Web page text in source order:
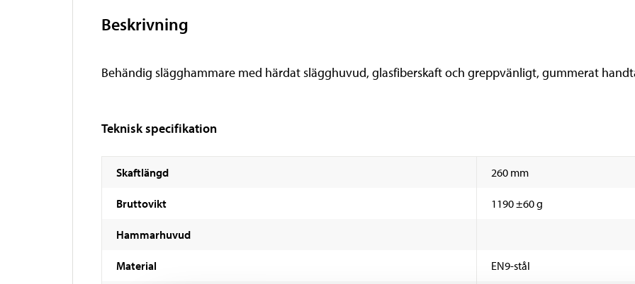
Beskrivning
Behändig slägghammare med härdat slägghuvud, glasfiberskaft och greppvänligt, gummerat
Teknisk specifikation
Skaftlängd 260 mm
Bruttovikt 1190 ±60 g
Hammarhuvud
Material EN9-stål